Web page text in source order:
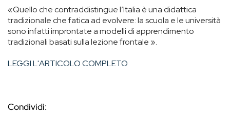
«Quello che contraddistingue l’Italia è una didattica
tradizionale che fatica ad evolvere: la scuola e le università
sono infatti improntate a modelli di apprendimento
tradizionali basati sulla lezione frontale ».
LEGGI L'ARTICOLO COMPLETO
Condividi: